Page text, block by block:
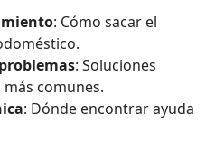
: Cómo sacar el
: Soluciones
comunes.
: Dónde encontrar ayuda